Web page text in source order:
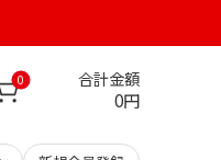
0 合計金額
0円